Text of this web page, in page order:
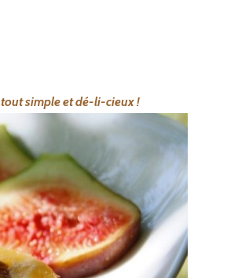
tout simple et dé-li-cieux !